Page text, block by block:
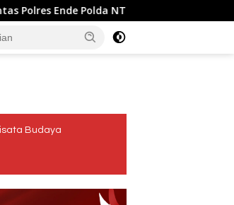
Forum LLAJ Gelar Rapat Koordinasi
Budaya